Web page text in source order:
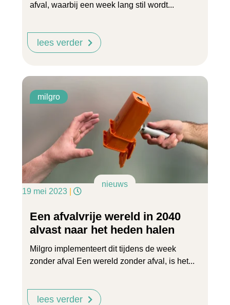
afval, waarbij een week lang stil wordt...
lees verder
milgro
nieuws
19 mei 2023
Een afvalvrije wereld in 2040
alvast naar het heden halen
Milgro implementeert dit tijdens de week
zonder afval Een wereld zonder afval, is het...
lees verder